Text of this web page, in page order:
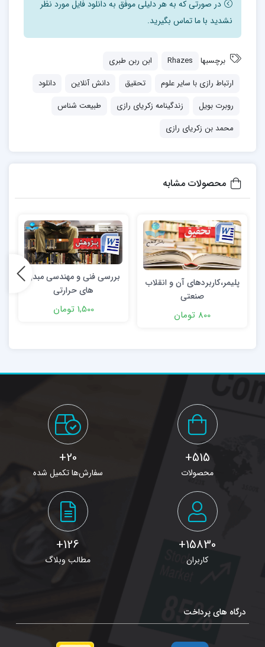
در صورتی که به هر دلیلی موفق به دانلود فایل مورد نظر
نشدید با ما تماس بگیرید.
برچسبها Rhazes
ابن ربن طبری
ارتباط رازی با سایر علوم
تحقیق دانش آنلاین
دانلود
روبرت بویل
زندگینامه زکریای رازی
طبیعت شناس
محمد بن زکریای رازی
محصولات مشابه
پليمر،كاربردهای آن و انقلاب
صنعتی
800 تومان
بررسی فنی و مهندسی مبدل
های حرارتی
1,500 تومان
515+
محصولات
20+
سفارش‌ها تکمیل شده
15830+
کاربران
126+
مطالب وبلاگ
درگاه های پرداخت